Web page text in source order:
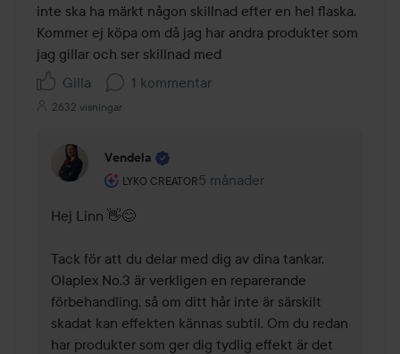
inte ska ha märkt någon skillnad efter en hel flaska.
Kommer ej köpa om då jag har andra produkter som
jag gillar och ser skillnad med
Gilla
1 kommentar
2632 visningar
Vendela
LYKO CREATOR
Användarens roll: Lyko Creator.
5 månader
Kommentaren lades 5 månader
Hej Linn 👋😊
Tack för att du delar med dig av dina tankar.
Olaplex No.3 är verkligen en reparerande
förbehandling, så om ditt hår inte är särskilt
skadat kan effekten kännas subtil. Om du redan
har produkter som ger dig tydlig effekt är det